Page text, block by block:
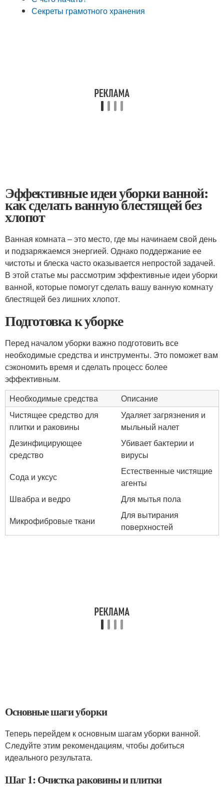
Секреты грамотного хранения
Эффективные идеи уборки ванной:
как сделать ванную блестящей без
хлопот
Ванная комната – это место, где мы начинаем свой день
и подзаряжаемся энергией. Однако поддержание ее
чистоты и блеска часто оказывается непростой задачей.
В этой статье мы рассмотрим эффективные идеи уборки
ванной, которые помогут сделать вашу ванную комнату
блестящей без лишних хлопот.
Подготовка к уборке
Перед началом уборки важно подготовить все
необходимые средства и инструменты. Это поможет вам
сэкономить время и сделать процесс более
эффективным.
Необходимые средства
Описание
Чистящее средство для
плитки и раковины
Удаляет загрязнения и
мыльный налет
Дезинфицирующее
средство
Убивает бактерии и
вирусы
Сода и уксус
Естественные чистящие
агенты
Швабра и ведро
Для мытья пола
Микрофибровые ткани
Для вытирания
поверхностей
Основные шаги уборки
Теперь перейдем к основным шагам уборки ванной.
Следуйте этим рекомендациям, чтобы добиться
идеального результата.
Шаг 1: Очистка раковины и плитки